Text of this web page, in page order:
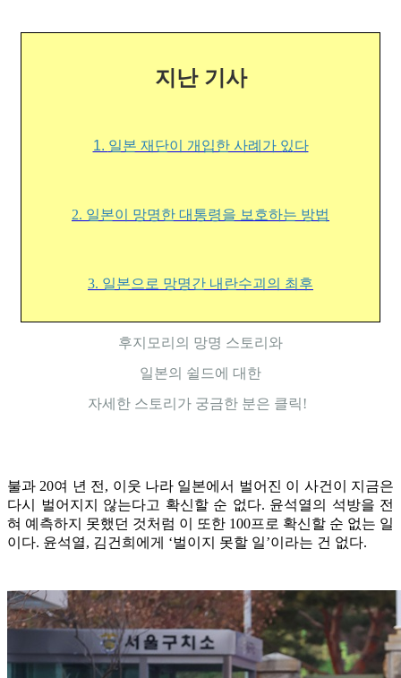
지난 기사
1. 일본 재단이 개입한 사례가 있다
2. 일본이 망명한 대통령을 보호하는 방법
3. 일본으로 망명간 내란수괴의 최후
후지모리의 망명 스토리와
일본의 쉴드에 대한
자세한 스토리가 궁금한 분은 클릭!
불과 20여 년 전, 이웃 나라 일본에서 벌어진 이 사건이 지금은
다시 벌어지지 않는다고 확신할 순 없다. 윤석열의 석방을 전
혀 예측하지 못했던 것처럼 이 또한 100프로 확신할 순 없는 일
이다. 윤석열, 김건희에게 ‘벌이지 못할 일’이라는 건 없다.